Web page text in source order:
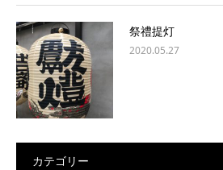
祭禮提灯
2020.05.27
カテゴリー